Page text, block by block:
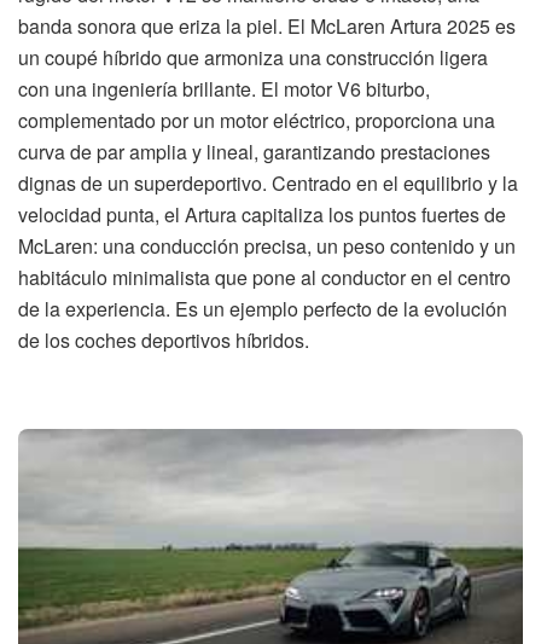
banda sonora que eriza la piel. El McLaren Artura 2025 es
un coupé híbrido que armoniza una construcción ligera
con una ingeniería brillante. El motor V6 biturbo,
complementado por un motor eléctrico, proporciona una
curva de par amplia y lineal, garantizando prestaciones
dignas de un superdeportivo. Centrado en el equilibrio y la
velocidad punta, el Artura capitaliza los puntos fuertes de
McLaren: una conducción precisa, un peso contenido y un
habitáculo minimalista que pone al conductor en el centro
de la experiencia. Es un ejemplo perfecto de la evolución
de los coches deportivos híbridos.